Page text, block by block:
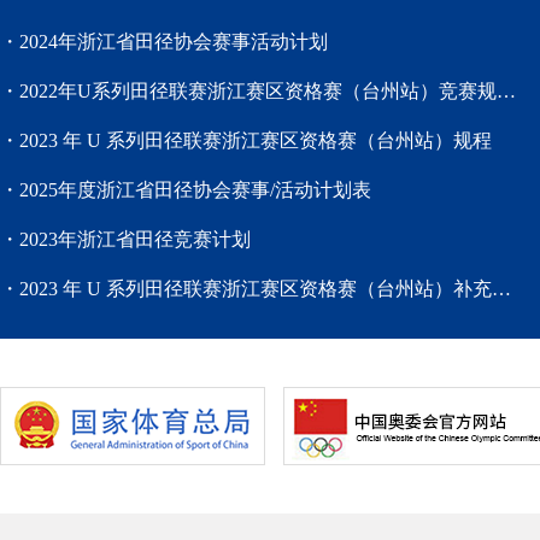
・2024年浙江省田径协会赛事活动计划
・2022年U系列田径联赛浙江赛区资格赛（台州站）竞赛规程（IV级赛事）
・2023 年 U 系列田径联赛浙江赛区资格赛（台州站）规程
・2025年度浙江省田径协会赛事/活动计划表
・2023年浙江省田径竞赛计划
・2023 年 U 系列田径联赛浙江赛区资格赛（台州站）补充通知